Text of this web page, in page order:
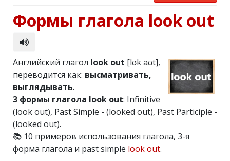
Формы глагола look out
Английский глагол look out [lʊk aʊt],
переводится как: высматривать,
выглядывать.
3 формы глагола look out: Infinitive
(look out), Past Simple - (looked out), Past Participle -
(looked out).
📚 10 примеров использования глагола, 3-я
форма глагола и past simple look out.